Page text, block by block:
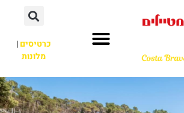
כרטיסים|
מלונות